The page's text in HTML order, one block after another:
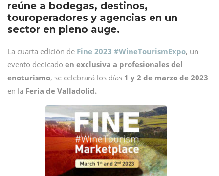
reúne a bodegas, destinos,
touroperadores y agencias en un
sector en pleno auge.
La cuarta edición de Fine 2023 #WineTourismExpo, un
evento dedicado en exclusiva a profesionales del
enoturismo, se celebrará los días 1 y 2 de marzo de 2023
en la Feria de Valladolid.